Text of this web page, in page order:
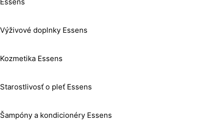
Essens
Výživové doplnky Essens
Kozmetika Essens
Starostlivosť o pleť Essens
Šampóny a kondicionéry Essens